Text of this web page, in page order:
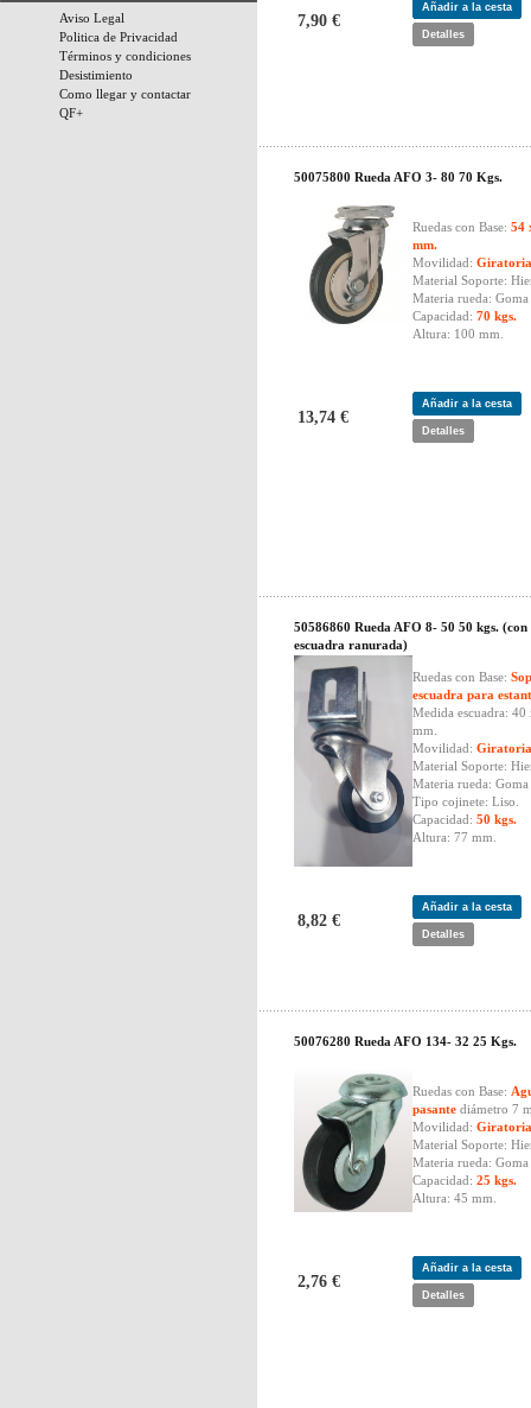
Aviso Legal
Politica de Privacidad
Términos y condiciones
Desistimiento
Como llegar y contactar
QF+
7,90 €
Añadir a la cesta
Detalles
50075800 Rueda AFO 3- 80 70 Kgs.
Ruedas con Base: 54
mm.
Movilidad: Giratoria
Material Soporte:
Materia rueda: Goma
Capacidad: 70 kgs.
Altura: 100 mm.
13,74 €
Añadir a la cesta
Detalles
50586860 Rueda AFO 8- 50 50 kgs. (con
escuadra ranurada)
Ruedas con Base:
escuadra para
Medida escuadra: 40
mm.
Movilidad: Giratoria
Material Soporte:
Materia rueda: Goma
Tipo cojinete: Liso.
Capacidad: 50 kgs.
Altura: 77 mm.
8,82 €
Añadir a la cesta
Detalles
50076280 Rueda AFO 134- 32 25 Kgs.
Ruedas con Base:
pasante diámetro 7
Movilidad: Giratoria
Material Soporte:
Materia rueda: Goma
Capacidad: 25 kgs.
Altura: 45 mm.
2,76 €
Añadir a la cesta
Detalles